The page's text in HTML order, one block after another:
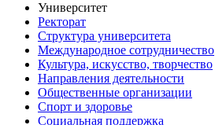
Университет
Ректорат
Структура университета
Международное сотрудничество
Культура, искусство, творчество
Направления деятельности
Общественные организации
Спорт и здоровье
Социальная поддержка